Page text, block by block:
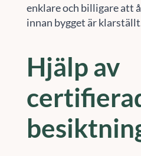
enklare och billigare att
innan bygget är
Hjälp av